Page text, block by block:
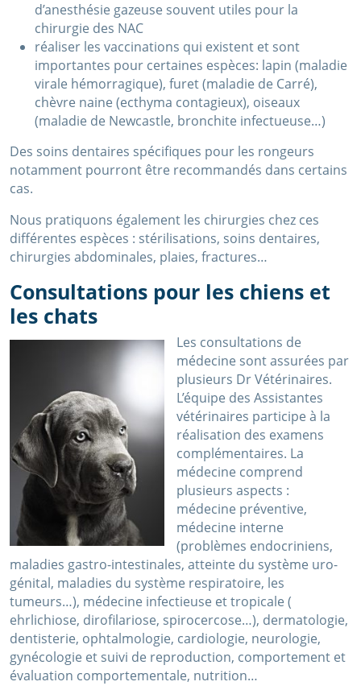
d’anesthésie gazeuse souvent utiles pour la
chirurgie des NAC
réaliser les vaccinations qui existent et sont
importantes pour certaines espèces: lapin (maladie
virale hémorragique), furet (maladie de Carré),
chèvre naine (ecthyma contagieux), oiseaux
(maladie de Newcastle, bronchite infectueuse…)
Des soins dentaires spécifiques pour les rongeurs
notamment pourront être recommandés dans certains
cas.
Nous pratiquons également les chirurgies chez ces
différentes espèces : stérilisations, soins dentaires,
chirurgies abdominales, plaies, fractures…
Consultations pour les chiens et
les chats
Les consultations de
médecine sont assurées par
plusieurs Dr Vétérinaires.
L’équipe des Assistantes
vétérinaires participe à la
réalisation des examens
complémentaires. La
médecine comprend
plusieurs aspects :
médecine préventive,
médecine interne
(problèmes endocriniens,
maladies gastro-intestinales, atteinte du système uro-
génital, maladies du système respiratoire, les
tumeurs…), médecine infectieuse et tropicale (
ehrlichiose, dirofilariose, spirocercose…), dermatologie,
dentisterie, ophtalmologie, cardiologie, neurologie,
gynécologie et suivi de reproduction, comportement et
évaluation comportementale, nutrition…